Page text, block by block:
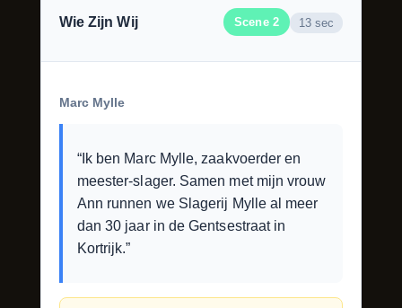
Scene 2
Wie Zijn Wij 13 sec
Marc Mylle
“Ik ben Marc Mylle, zaakvoerder en
meester-slager. Samen met mijn vrouw
Ann runnen we Slagerij Mylle al meer
dan 30 jaar in de Gentsestraat in
Kortrijk.”